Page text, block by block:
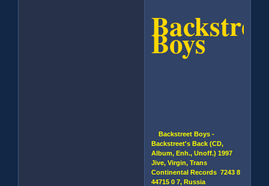
Boys
Backstreet Boys -
Backstreet's Back (CD,
Album, Enh., Unoff.) 1997
Jive, Virgin, Trans
Continental Records 7243 8
44715 0 7, Russia